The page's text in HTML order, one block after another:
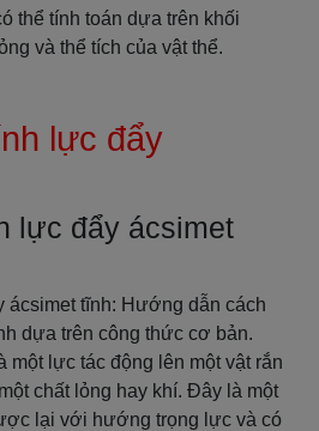
thể tính toán dựa trên khối
và thể tích của vật thể.
lực đẩy
lực đẩy ácsimet
ácsimet tĩnh: Hướng dẫn cách
dựa trên công thức cơ bản.
một lực tác động lên một vật rắn
chất lỏng hay khí. Đây là một
lại với hướng trọng lực và có